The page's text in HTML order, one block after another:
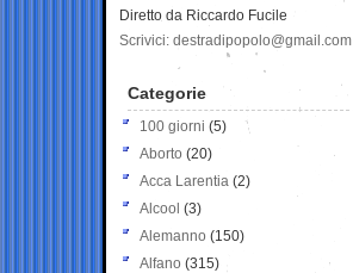
Diretto da Riccardo Fucile
Scrivici: destradipopolo@gmail.com
Categorie
100 giorni (5)
Aborto (20)
Acca Larentia (2)
Alcool (3)
Alemanno (150)
Alfano (315)